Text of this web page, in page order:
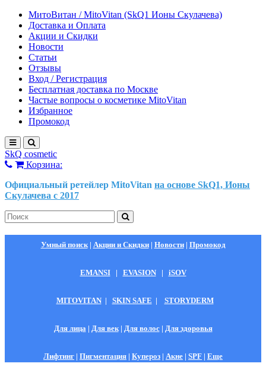
МитоВитан / MitoVitan (SkQ1 Ионы Скулачева)
Доставка и Оплата
Акции и Скидки
Новости
Статьи
Отзывы
Вход / Регистрация
Бесплатная доставка по Москве
Частые вопросы о косметике MitoVitan
Избранное
Промокод
SkQ cosmetic
Корзина:
Официальный ретейлер MitoVitan на основе SkQ1, Ионы
Скулачева c 2017
Умный поиск| Акции и Скидки| Новости| Промокод
EMANSI| EVASION| iSOV
MITOVITAN | SKIN SAFE | STORYDERM
Для лица | Для век| Для волос| Для здоровья
Лифтинг | Пигментация | Купероз | Акне | SPF | Еще